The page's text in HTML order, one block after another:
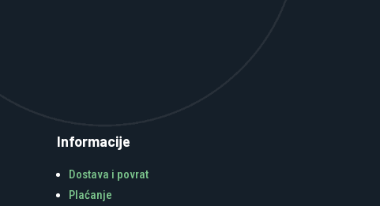
Informacije
Dostava i povrat
Plaćanje